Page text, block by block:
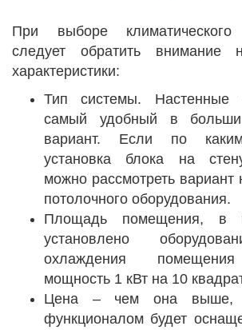
При выборе климатического
следует обратить внимание
характеристики:
Тип системы. Настенные
самый удобный в
вариант. Если по
установка блока на
можно рассмотреть вариант
потолочного оборудования.
Площадь помещения, в
установлено
охлаждения
мощность 1 кВт на 10
Цена – чем она выше,
функционалом будет